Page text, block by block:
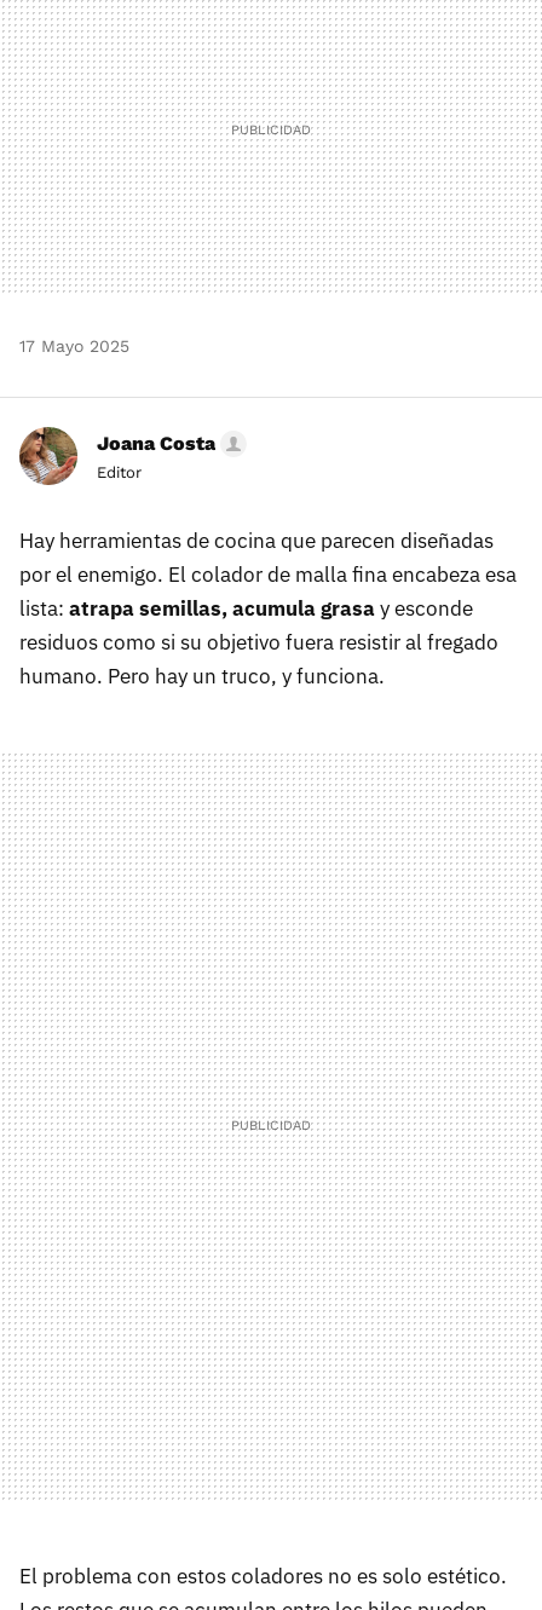
17 Mayo 2025
Joana Costa
Editor
Hay herramientas de cocina que parecen diseñadas
por el enemigo. El colador de malla fina encabeza esa
lista: atrapa semillas, acumula grasay esconde
residuos como si su objetivo fuera resistir al fregado
humano. Pero hay un truco, y funciona.
El problema con estos coladores no es solo estético.